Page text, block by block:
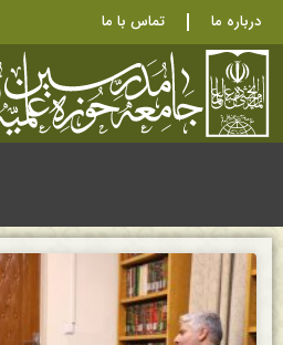
درباره ما تماس با ما